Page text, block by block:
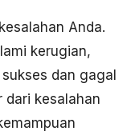
Anda.
kerugian,
dan gagal
dari kesalahan